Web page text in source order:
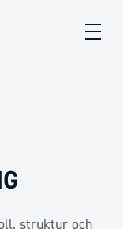
struktur och